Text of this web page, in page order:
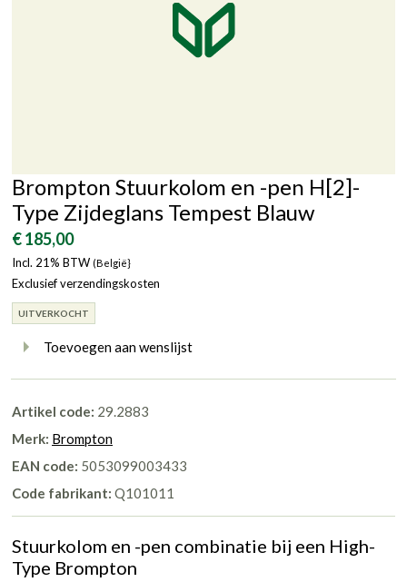
Brompton Stuurkolom en -pen H[2]-
Type Zijdeglans Tempest Blauw
€ 185,00
Incl. 21% BTW (België}
Exclusief verzendingskosten
UITVERKOCHT
Toevoegen aan wenslijst
Artikel code: 29.2883
Merk: Brompton
EAN code: 5053099003433
Code fabrikant: Q101011
Stuurkolom en -pen combinatie bij een High-
Type Brompton